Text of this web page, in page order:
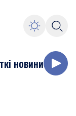
новини